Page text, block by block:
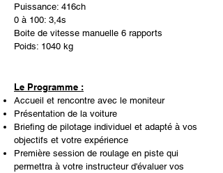
Puissance: 416ch
0 à 100: 3,4s
Boite de vitesse manuelle 6 rapports
Poids: 1040 kg
Le Programme :
Accueil et rencontre avec le moniteur
Présentation de la voiture
Briefing de pilotage individuel et adapté à vos
objectifs et votre expérience
Première session de roulage en piste qui
permettra à votre instructeur d'évaluer vos